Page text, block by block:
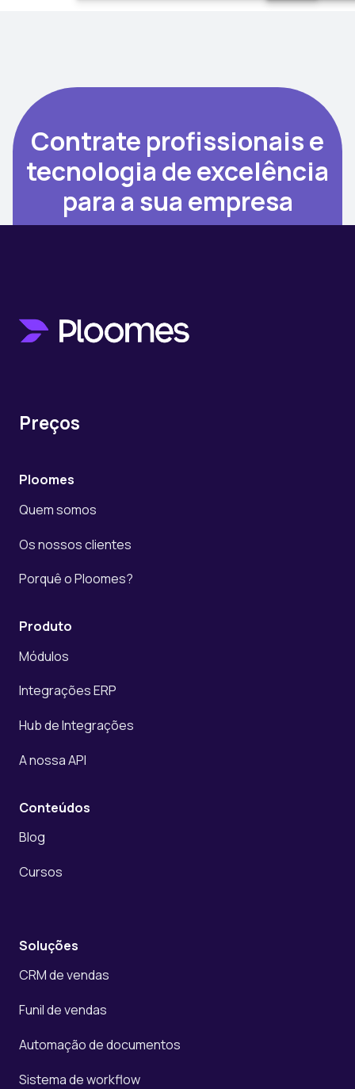
Contrate profissionais e
tecnologia de excelência
para a sua empresa
Preços
Ploomes
Quem somos
Os nossos clientes
Porquê o Ploomes?
Produto
Módulos
Integrações ERP
Hub de Integrações
A nossa API
Conteúdos
Blog
Cursos
Soluções
CRM de vendas
Funil de vendas
Automação de documentos
Sistema de workflow